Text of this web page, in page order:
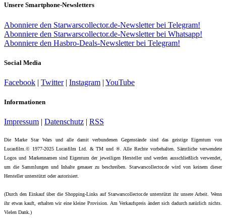
Unsere Smartphone-Newsletters
Abonniere den Starwarscollector.de-Newsletter bei Telegram!
Abonniere den Starwarscollector.de-Newsletter bei Whatsapp!
Abonniere den Hasbro-Deals-Newsletter bei Telegram!
Social Media
Facebook | Twitter| Instagram | YouTube
Informationen
Impressum | Datenschutz | RSS
Die Marke Star Wars und alle damit verbundenen Gegenstände sind das geistige Eigentum von
Lucasfilm.© 1977-2025 Lucasfilm Ltd. & TM und ®. Alle Rechte vorbehalten. Sämtliche verwendete
Logos und Markennamen sind Eigentum der jeweiligen Hersteller und werden ausschließlich verwendet,
um die Sammlungen und Inhalte genauer zu beschreiben. Starwarscollector.de wird von keinem dieser
Hersteller unterstützt oder autorisiert.
(Durch den Einkauf über die Shopping-Links auf Starwarscollector.de unterstützt ihr unsere Arbeit. Wenn
ihr etwas kauft, erhalten wir eine kleine Provision. Am Verkaufspreis ändert sich dadurch natürlich nichts.
Vielen Dank.)